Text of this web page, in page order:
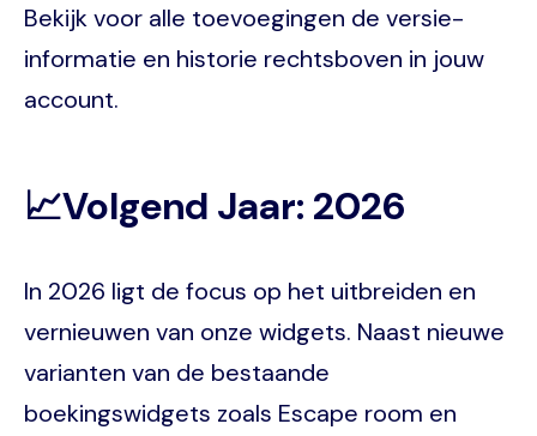
Bekijk voor alle toevoegingen de versie-
informatie en historie rechtsboven in jouw
account.
📈Volgend Jaar: 2026
In 2026 ligt de focus op het uitbreiden en
vernieuwen van onze widgets. Naast nieuwe
varianten van de bestaande
boekingswidgets zoals Escape room en